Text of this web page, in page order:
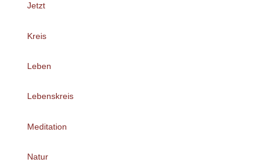
Jetzt
Kreis
Leben
Lebenskreis
Meditation
Natur